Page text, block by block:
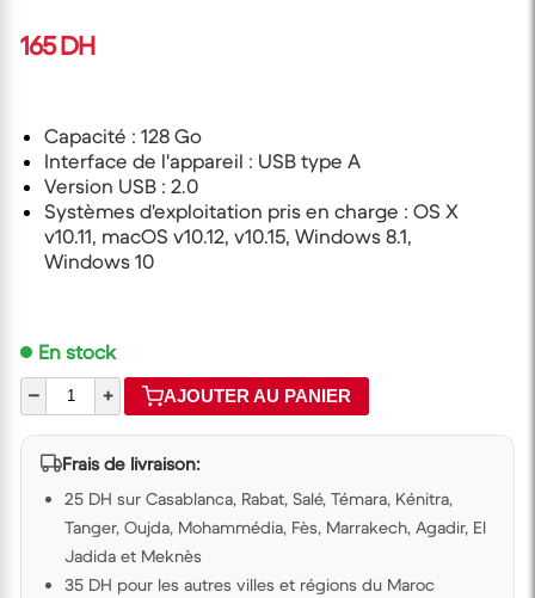
165 DH
Capacité : 128 Go
Interface de l'appareil : USB type A
Version USB : 2.0
Systèmes d'exploitation pris en charge : OS X
v10.11, macOS v10.12, v10.15, Windows 8.1,
Windows 10
En stock
–
+ AJOUTER AU PANIER
Frais de livraison:
25 DH sur Casablanca, Rabat, Salé, Témara, Kénitra,
Tanger, Oujda, Mohammédia, Fès, Marrakech, Agadir, El
Jadida et Meknès
35 DH pour les autres villes et régions du Maroc